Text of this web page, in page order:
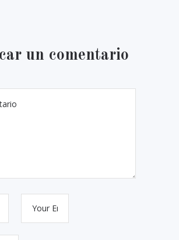
un comentario